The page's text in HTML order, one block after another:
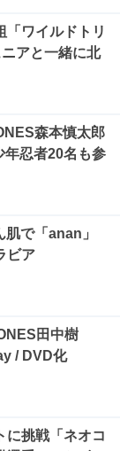
ワイルドトリ
アと一緒に北
森本慎太郎
年忍者20名も参
で「anan」
ビア
田中樹
/ DVD化
に挑戦「ネオコ